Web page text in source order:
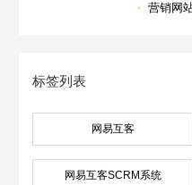
· 营销网
标签列表
网易互客
网易互客SCRM系统